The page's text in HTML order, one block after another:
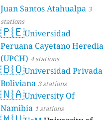
Juan Santos Atahualpa 3
stations
🇵🇪Universidad
Peruana Cayetano Heredia
(UPCH) 4 stations
🇧🇴Universidad Privada
Boliviana 3 stations
🇳🇦University Of
Namibia 1 stations